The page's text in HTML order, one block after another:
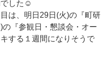
でした☺
は、明日29日(火)の『町研
『参観日・懇談会・オー
する１週間になりそうで